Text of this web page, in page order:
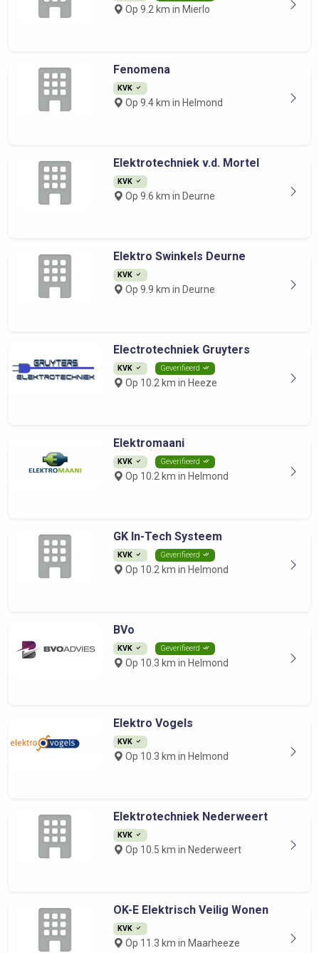
Op 9.2 km in Mierlo
Fenomena
KVK
Op 9.4 km in Helmond
Elektrotechniek v.d. Mortel
KVK
Op 9.6 km in Deurne
Elektro Swinkels Deurne
KVK
Op 9.9 km in Deurne
Electrotechniek Gruyters
KVK Geverifieerd
Op 10.2 km in Heeze
Elektromaani
KVK Geverifieerd
Op 10.2 km in Helmond
GK In-Tech Systeem
KVK Geverifieerd
Op 10.2 km in Helmond
BVo
KVK Geverifieerd
Op 10.3 km in Helmond
Elektro Vogels
KVK
Op 10.3 km in Helmond
Elektrotechniek Nederweert
KVK
Op 10.5 km in Nederweert
OK-E Elektrisch Veilig Wonen
KVK
Op 11.3 km in Maarheeze